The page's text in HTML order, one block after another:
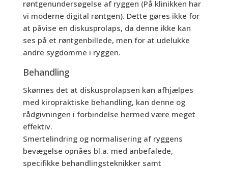
røntgenundersøgelse af ryggen (På klinikken har
vi moderne digital røntgen). Dette gøres ikke for
at påvise en diskusprolaps, da denne ikke kan
ses på et røntgenbillede, men for at udelukke
andre sygdomme i ryggen.
Behandling
Skønnes det at diskusprolapsen kan afhjælpes
med kiropraktiske behandling, kan denne og
rådgivningen i forbindelse hermed være meget
effektiv.
Smertelindring og normalisering af ryggens
bevægelse opnåes bl.a. med anbefalede,
specifikke behandlingsteknikker samt